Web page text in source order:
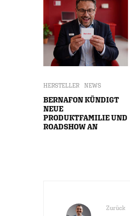
HERSTELLER NEWS
BERNAFON KÜNDIGT
NEUE
PRODUKTFAMILIE UND
ROADSHOW AN
Zurück